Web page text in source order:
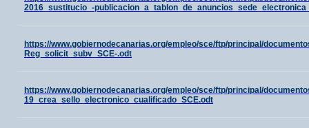
2016_sustitucio_-
https://www.gobiernodecanarias.org/empleo/sce/ftp/principal/
Reg_solicit_subv_SCE-.odt
https://www.gobiernodecanarias.org/empleo/sce/ftp/principal/
19_crea_sello_electronico_cualificado_SCE.odt